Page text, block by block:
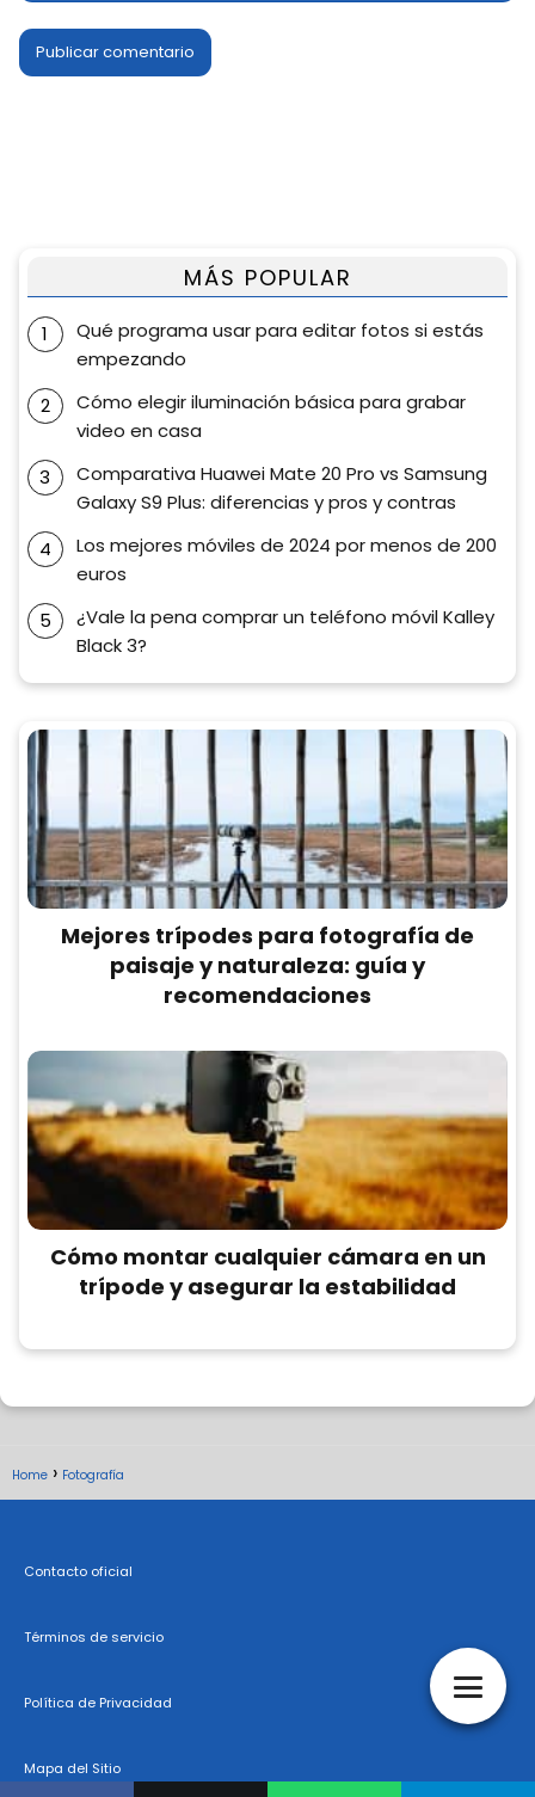
MÁS POPULAR
Qué programa usar para editar fotos si estás
empezando
Cómo elegir iluminación básica para grabar
video en casa
Comparativa Huawei Mate 20 Pro vs Samsung
Galaxy S9 Plus: diferencias y pros y contras
Los mejores móviles de 2024 por menos de 200
euros
¿Vale la pena comprar un teléfono móvil Kalley
Black 3?
Mejores trípodes para fotografía de
paisaje y naturaleza: guía y
recomendaciones
Cómo montar cualquier cámara en un
trípode y asegurar la estabilidad
Home Fotografía
Contacto oficial
Términos de servicio
Política de Privacidad
Mapa del Sitio